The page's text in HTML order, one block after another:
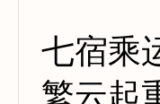
七宿乘
繁云起